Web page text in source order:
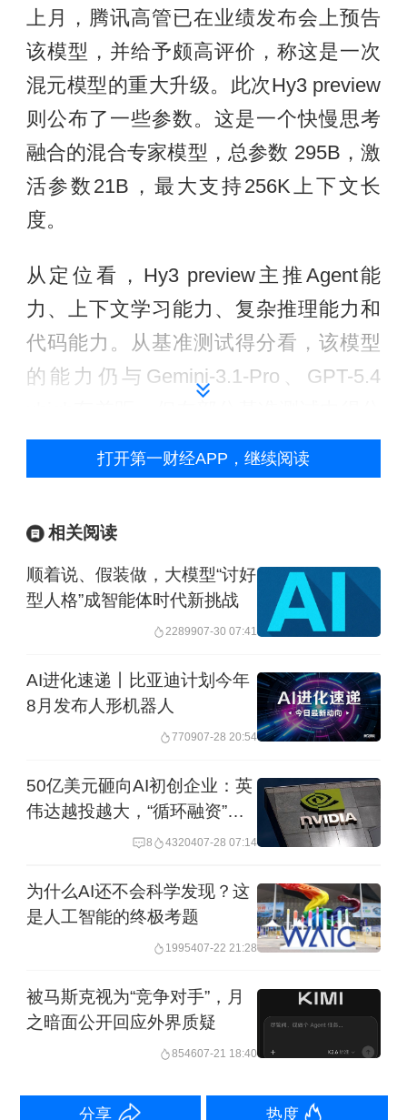
上月，腾讯高管已在业绩发布会上预告
该模型，并给予颇高评价，称这是一次
混元模型的重大升级。此次Hy3 preview
则公布了一些参数。这是一个快慢思考
融合的混合专家模型，总参数 295B，激
活参数21B，最大支持256K上下文长
度。
从定位看，Hy3 preview主推Agent能
力、上下文学习能力、复杂推理能力和
代码能力。从基准测试得分看，该模型
的能力仍与Gemini-3.1-Pro、GPT-5.4
接近或高于国内的大模型Kimi-K2.5和
GLM-5。
上下文学习和指令遵循能力方面，Hy3
preview在AdvancedIF（复杂指令遵循）
和AALCR（长上下文推理）基准测试中
得分低于Gemini-3.1-Pro、GPT-5.4
xhigh，但超过Kimi-K2.5和GLM-5，
Long Bench v2（长上下文推理）测试得
分高于Kimi-2.5。在腾讯混元提出的两个
bench-Life基准测试中，Hy3 preview得
分低于两个海外模型，但高于Kimi-K2.5
打开第一财经APP，继续阅读
相关阅读
顺着说、假装做，大模型“讨好
型人格”成智能体时代新挑战
2289907-30 07:41
AI进化速递丨比亚迪计划今年
8月发布人形机器人
770907-28 20:54
50亿美元砸向AI初创企业：英
伟达越投越大，“循环融资”疑
8 4320407-28 07:14
为什么AI还不会科学发现？这
是人工智能的终极考题
1995407-22 21:28
被马斯克视为“竞争对手”，月
之暗面公开回应外界质疑
854607-21 18:40
分享 热度